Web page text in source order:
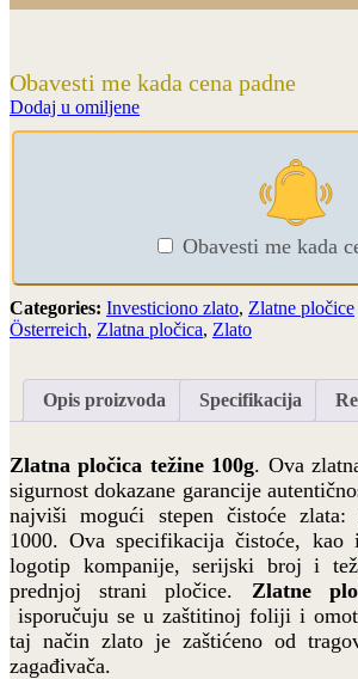
Obavesti me kada cena padne
Dodaj u omiljene
Obavesti me kada
Categories: Investiciono zlato, Zlatne pločice
Österreich, Zlatna pločica, Zlato
Opis proizvoda Specifikacija
Zlatna pločica težine 100g. Ova
sigurnost dokazane garancije
najviši mogući stepen čistoće
1000. Ova specifikacija čistoće, kao
logotip kompanije, serijski broj i
prednjoj strani pločice. Zlatne
isporučuju se u zaštitinoj foliji i
taj način zlato je zaštićeno od
zagađivača.